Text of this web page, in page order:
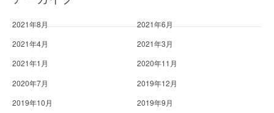
2021年8月
2021年6月
2021年4月
2021年3月
2021年1月
2020年11月
2020年7月
2019年12月
2019年10月
2019年9月